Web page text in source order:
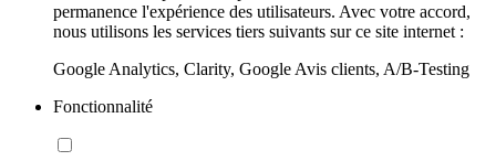
permanence l'expérience des utilisateurs. Avec votre accord,
nous utilisons les services tiers suivants sur ce site internet :
Google Analytics, Clarity, Google Avis clients, A/B-Testing
Fonctionnalité